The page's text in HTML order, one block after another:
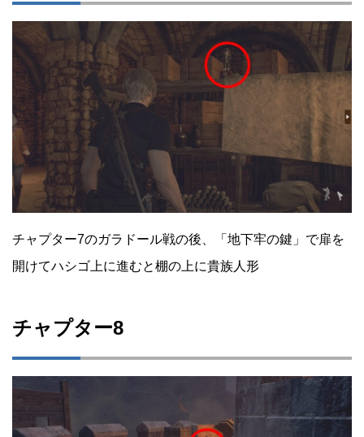
チャプター7のガラドール戦の後、「地下牢の鍵」で扉を
開けてハシゴ上に進むと棚の上に貴族人形
チャプター8